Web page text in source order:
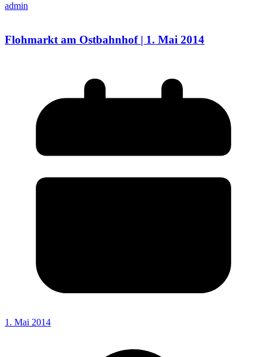
admin
Flohmarkt am Ostbahnhof | 1. Mai 2014
1. Mai 2014